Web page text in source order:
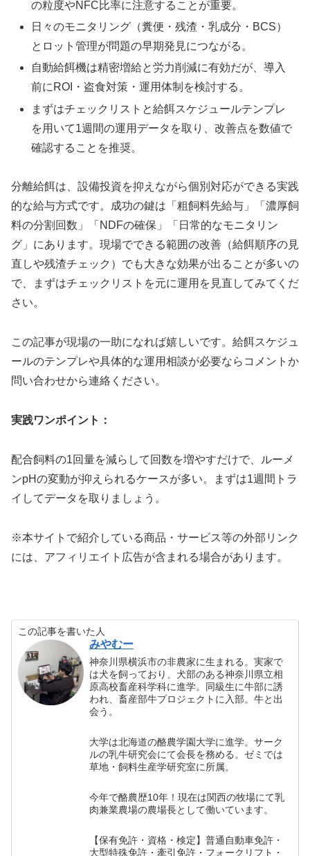
の粒度やNFC比率に注意することが重要。
日々のモニタリング（糞便・残渣・乳成分・BCS）
とロット管理が問題の早期発見につながる。
自動給餌機は精密増給と労力削減に有効だが、導入
前にROI・盗食対策・運用体制を検討する。
まずはチェックリストと給餌スケジュールテンプレ
を用いて1週間の運用データを取り、改善点を数値で
確認することを推奨。
分離給餌は、設備投資を抑えながら個別対応ができる実践
的な給与方式です。成功の鍵は「粗飼料先給与」「濃厚飼
料の分割回数」「NDFの確保」「日常的なモニタリン
グ」にあります。現場でできる範囲の改善（給餌順序の見
直しや残渣チェック）でも大きな効果が出ることが多いの
で、まずはチェックリストを元に運用を見直してみてくだ
さい。
この記事が現場の一助になれば嬉しいです。給餌スケジュ
ールのテンプレや具体的な運用相談が必要ならコメントか
問い合わせから連絡ください。
実践ワンポイント：
配合飼料の1回量を減らして回数を増やすだけで、ルーメ
ンpHの変動が抑えられるケースが多い。まずは1週間トラ
イしてデータを取りましょう。
※本サイトで紹介している商品・サービス等の外部リンク
には、アフィリエイト広告が含まれる場合があります。
この記事を書いた人
みやむー
神奈川県横浜市の非農家に生まれる。実家で
は犬を飼っており、犬部のある神奈川県立相
原高校畜産科学科に進学。同級生に牛部に誘
われ、畜産部牛プロジェクトに入部。牛と出
会う。
大学は北海道の酪農学園大学に進学。サーク
ルの乳牛研究会にて会長を務める。ゼミでは
草地・飼料生産学研究室に所属。
今年で酪農歴10年！現在は関西の牧場にて乳
肉兼業農場の農場長として働いています。
【保有免許・資格・検定】普通自動車免許・
大型特殊免許・牽引免許・フォークリフト・